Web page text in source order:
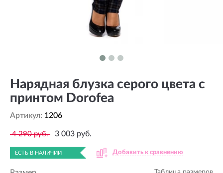
Нарядная блузка серого цвета с
принтом Dorofea
Артикул: 1206
4 290 руб. 3 003 руб.
ЕСТЬ В НАЛИЧИИ Добавить к сравнению